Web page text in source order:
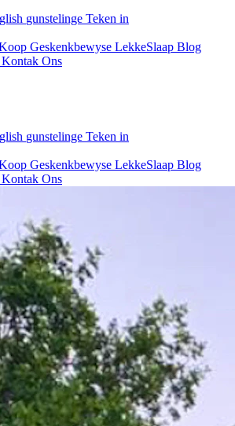
gunstelinge Teken in
Geskenkbewyse LekkeSlaap Blog
Kontak Ons
gunstelinge Teken in
Geskenkbewyse LekkeSlaap Blog
Kontak Ons